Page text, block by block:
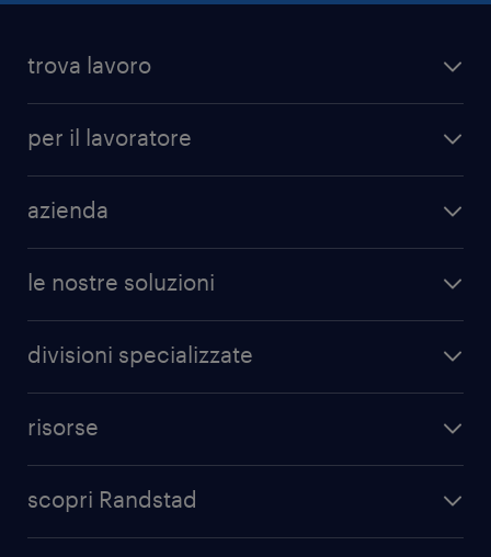
tramite pixel si veda la sezione “Tecnologie
trova lavoro
per il lavoratore
azienda
le nostre soluzioni
divisioni specializzate
risorse
scopri Randstad